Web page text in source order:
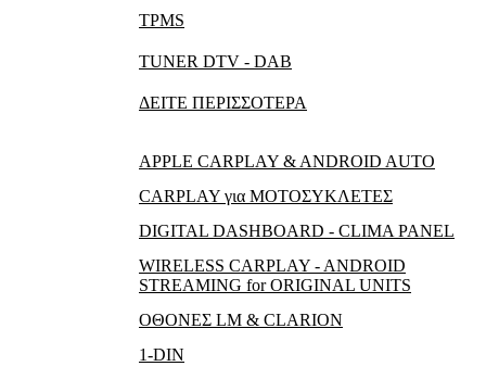
TPMS
TUNER DTV - DAB
ΔΕΙΤΕ ΠΕΡΙΣΣΟΤΕΡΑ
APPLE CARPLAY & ANDROID AUTO
CARPLAY για ΜΟΤΟΣΥΚΛΕΤΕΣ
DIGITAL DASHBOARD - CLIMA PANEL
WIRELESS CARPLAY - ANDROID
STREAMING for ORIGINAL UNITS
ΟΘΟΝΕΣ LM & CLARION
1-DIN